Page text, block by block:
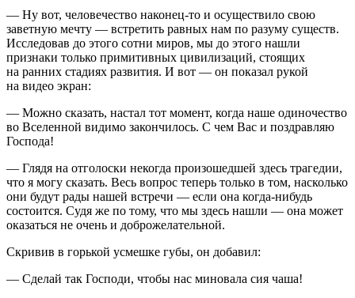
— Ну вот, человечество наконец-то и осуществило свою
заветную мечту — встретить равных нам по разуму существ.
Исследовав до этого сотни миров, мы до этого нашли
признаки только примитивных цивилизаций, стоящих
на ранних стадиях развития. И вот — он показал рукой
на видео экран:
— Можно сказать, настал тот момент, когда наше одиночество
во Вселенной видимо закончилось. С чем Вас и поздравляю
Господа!
— Глядя на отголоски некогда произошедшей здесь трагедии,
что я могу сказать. Весь вопрос теперь только в том, насколько
они будут рады нашей встречи — если она когда-нибудь
состоится. Судя же по тому, что мы здесь нашли — она может
оказаться не очень и доброжелательной.
Скривив в горькой усмешке губы, он добавил:
— Сделай так Господи, чтобы нас миновала сия чаша!